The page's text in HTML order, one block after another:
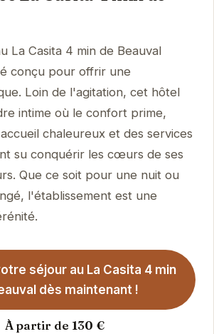
La Casita 4 min de Beauval
conçu pour offrir une
Loin de l'agitation, cet hôtel
intime où le confort prime,
chaleureux et des services
su conquérir les cœurs de ses
Que ce soit pour une nuit ou
l'établissement est une
séjour au La Casita 4 min
dès maintenant !
À partir de 130 €